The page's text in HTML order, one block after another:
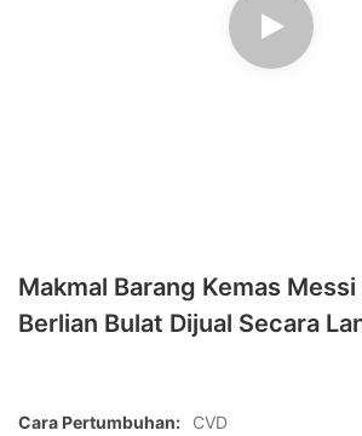
Makmal Barang Kemas
Berlian Bulat Dijual Secara
Cara Pertumbuhan:
CVD